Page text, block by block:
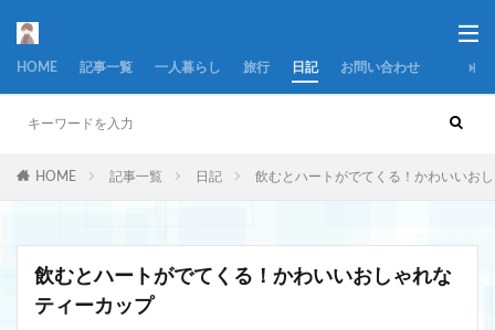
HOME 記事一覧 一人暮らし 旅行 日記 お問い合わせ
HOME 記事一覧 日記 飲むとハートがでてくる！かわいいお
飲むとハートがでてくる！かわいいおしゃれな
ティーカップ